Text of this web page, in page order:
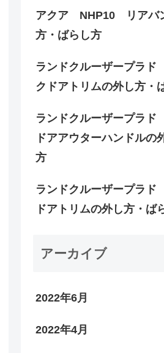
アクア NHP10 リアバ
方・ばらし方
ランドクルーザープラ
クドアトリムの外し方・
ランドクルーザープラ
ドアアウターハンドルの
方
ランドクルーザープラ
ドアトリムの外し方・ば
アーカイブ
2022年6月
2022年4月